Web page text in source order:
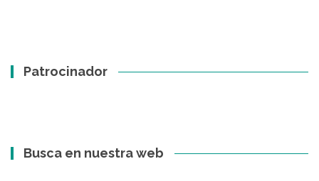
Patrocinador
Busca en nuestra web